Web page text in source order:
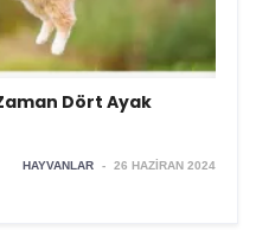
Dört Ayak
HAYVANLAR - 26 HAZIRAN 2024